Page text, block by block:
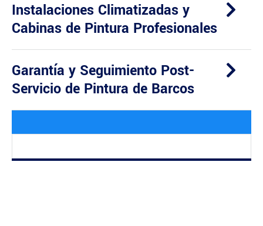
Instalaciones Climatizadas y
Cabinas de Pintura Profesionales
Garantía y Seguimiento Post-
Servicio de Pintura de Barcos